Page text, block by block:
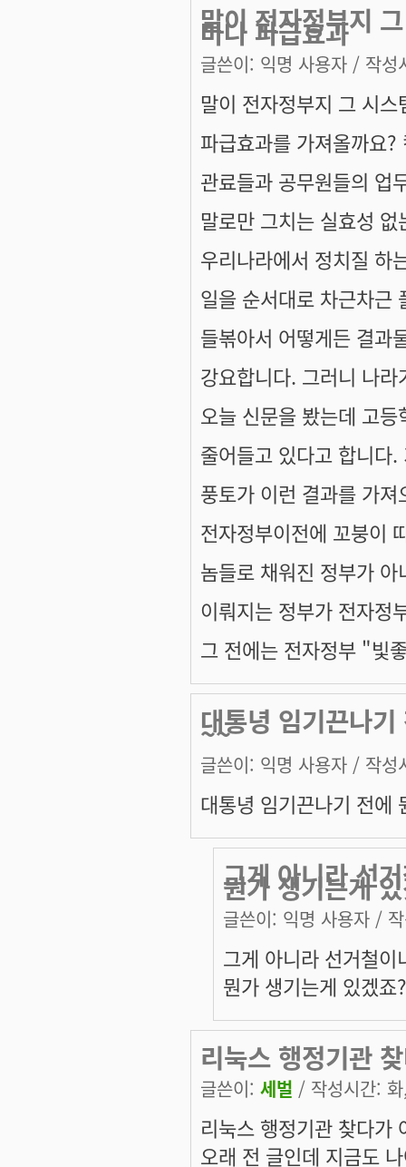
말이 전자정부지
마나 파급효과
글쓴이: 익명 사용자 / 작성
말이 전자정부지 그 시
파급효과를 가져올까요
관료들과 공무원들의 업
말로만 그치는 실효성
우리나라에서 정치질 하
일을 순서대로 차근차근
들볶아서 어떻게든 결과
강요합니다. 그러니 나
오늘 신문을 봤는데 고
줄어들고 있다고 합니다
풍토가 이런 결과를 가
전자정부이전에 꼬붕이
놈들로 채워진 정부가
이뤄지는 정부가 전자정
그 전에는 전자정부 "빛
대통녕 임기끈나
~~
글쓴이: 익명 사용자 / 작성
대통녕 임기끈나기 전에
그게 아니라 선
뭔가 생기는게
글쓴이: 익명 사용자 /
그게 아니라 선거철
뭔가 생기는게 있겠죠?
리눅스 행정기관
글쓴이: 세벌 / 작성시간:
리눅스 행정기관 찾다가
오래 전 글인데 지금도